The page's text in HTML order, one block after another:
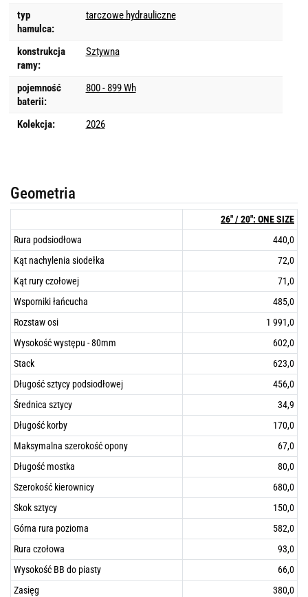
typ
hamulca:
tarczowe hydrauliczne
konstrukcja
ramy:
Sztywna
pojemność
baterii:
800 - 899 Wh
Kolekcja: 2026
Geometria
26" / 20": ONE SIZE
Rura podsiodłowa
440,0
Kąt nachylenia siodełka
72,0
Kąt rury czołowej
71,0
Wsporniki łańcucha
485,0
Rozstaw osi
1 991,0
Wysokość występu - 80mm
602,0
Stack
623,0
Długość sztycy podsiodłowej
456,0
Średnica sztycy
34,9
Długość korby
170,0
Maksymalna szerokość opony
67,0
Długość mostka
80,0
Szerokość kierownicy
680,0
Skok sztycy
150,0
Górna rura pozioma
582,0
Rura czołowa
93,0
Wysokość BB do piasty
66,0
Zasięg
380,0